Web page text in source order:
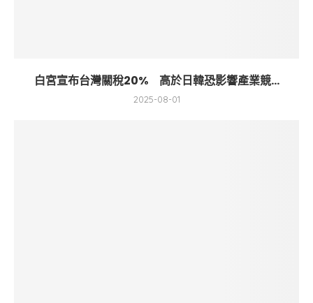
白宮宣布台灣關稅20% 高於日韓恐影響產業競...
2025-08-01